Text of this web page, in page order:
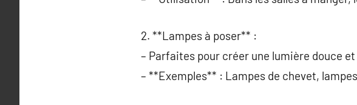
2. **Lampes à poser** :
– Parfaites pour créer une lumière douce
– **Exemples** : Lampes de chevet,